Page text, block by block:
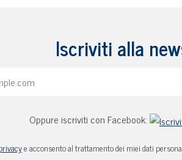
Iscriviti alla
Oppure iscriviti con Facebook:
e acconsento al trattamento dei miei dati